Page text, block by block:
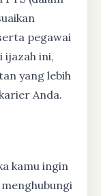
pegawai
ijazah ini,
yang lebih
Anda.
kamu ingin